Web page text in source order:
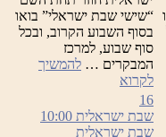
“שישי שבת ישראלי” בואו
בסוף השבוע הקרוב, ובכל
סוף שבוע, למרכז
המבקרים … להמשיך
לקרוא
16
שבת ישראלית 10:00
שבת ישראלית